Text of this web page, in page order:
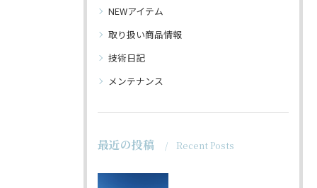
NEWアイテム
取り扱い商品情報
技術日記
メンテナンス
最近の投稿 Recent Posts